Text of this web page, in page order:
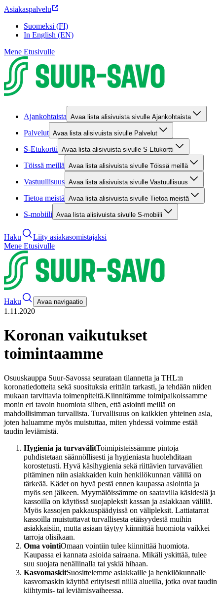
Asiakaspalvelu
Suomeksi (FI)
In English (EN)
Mene Etusivulle
Ajankohtaista Avaa lista alisivuista sivulle Ajankohtaista
Palvelut Avaa lista alisivuista sivulle Palvelut
S-Etukortti Avaa lista alisivuista sivulle S-Etukortti
Töissä meillä Avaa lista alisivuista sivulle Töissä meillä
Vastuullisuus Avaa lista alisivuista sivulle Vastuullisuus
Tietoa meistä Avaa lista alisivuista sivulle Tietoa meistä
S-mobiili Avaa lista alisivuista sivulle S-mobiili
Haku
Liity asiakasomistajaksi
Mene Etusivulle
Haku Avaa navigaatio
1.11.2020
Koronan vaikutukset
toimintaamme
Osuuskauppa Suur-Savossa seurataan tilannetta ja THL:n
koronatiedotteita sekä suosituksia erittäin tarkasti, ja tehdään niiden
mukaan tarvittavia toimenpiteitä.Kiinnitämme toimipaikoissamme
monin eri tavoin huomiota siihen, että asiointi meillä on
mahdollisimman turvallista. Turvallisuus on kaikkien yhteinen asia,
joten haluamme myös muistuttaa, miten yhdessä voimme estää
taudin leviämistä.
Hygienia ja turvavälitToimipisteissämme pintoja
puhdistetaan säännöllisesti ja hygieniasta huolehditaan
korostetusti. Hyvä käsihygienia sekä riittävien turvavälien
pitäminen niin asiakkaiden kuin henkilökunnan välillä on
tärkeää. Kädet on hyvä pestä ennen kaupassa asiointia ja
myös sen jälkeen. Myymälöissämme on saatavilla käsidesiä ja
kassoilla on käytössä suojapleksit kassan ja asiakkaan välillä.
Myös kassojen pakkauspäädyissä on välipleksit. Lattiatarrat
kassoilla muistuttavat turvallisesta etäisyydestä muihin
asiakkaisiin, mutta asiaan täytyy kiinnittää huomiota vaikkei
tarroja olisikaan.
Oma vointiOmaan vointiin tulee kiinnittää huomiota.
Kaupassa ei kannata asioida sairaana. Mikäli yskittää, tulee
suu suojata nenäliinalla tai yskiä hihaan.
KasvomaskitSuosittelemme asiakkaille ja henkilökunnalle
kasvomaskin käyttöä erityisesti niillä alueilla, jotka ovat taudin
kiihtymis- tai leviämisvaiheessa.